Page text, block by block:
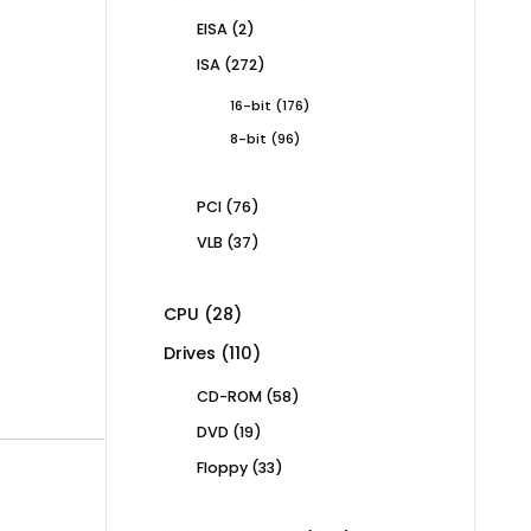
EISA 22
ISA 272272
16-bit 176176
8-bit 9696
PCI 7676
VLB 3737
CPU 2828
products
Drives 110110
CD-ROM 5858
DVD 1919
Floppy 3333